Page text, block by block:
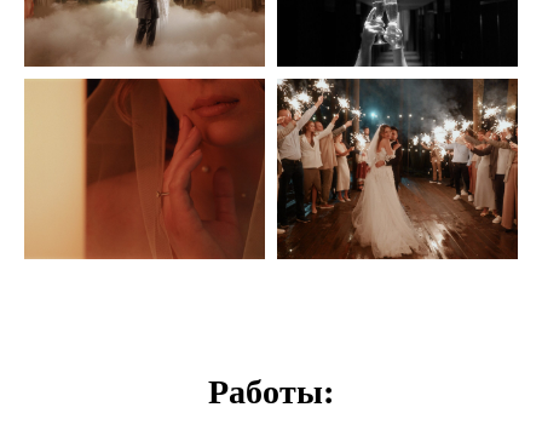
Работы: